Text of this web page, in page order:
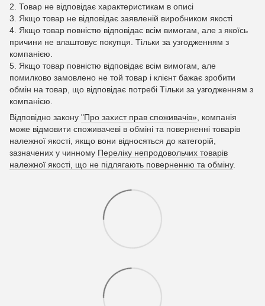
2. Товар не відповідає характеристикам в описі
3. Якщо товар не відповідає заявленій виробником якості
4. Якщо товар повністю відповідає всім вимогам, але з якоїсь
причини не влаштовує покупця. Тільки за узгодженням з
компанією.
5. Якщо товар повністю відповідає всім вимогам, але
помилково замовлено не той товар і клієнт бажає зробити
обмін на товар, що відповідає потребі Тільки за узгодженням з
компанією.
Відповідно закону "Про захист прав споживачів» , компанія
може відмовити споживачеві в обміні та поверненні товарів
належної якості, якщо вони відносяться до категорій,
зазначених у чинному Переліку непродовольчих товарів
належної якості, що не підлягають поверненню та обміну.